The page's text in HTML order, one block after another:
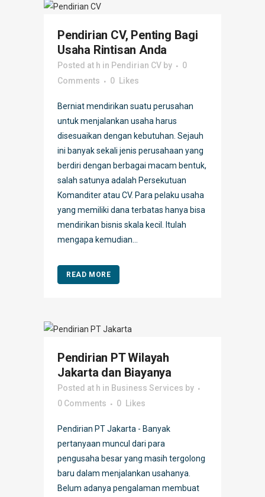
Pendirian CV, Penting Bagi
Usaha Rintisan Anda
Posted at h in Pendirian CV by
0
Comments
0 Likes
Berniat mendirikan suatu perusahan
untuk menjalankan usaha harus
disesuaikan dengan kebutuhan. Sejauh
ini banyak sekali jenis perusahaan yang
berdiri dengan berbagai macam bentuk,
salah satunya adalah Persekutuan
Komanditer atau CV. Para pelaku usaha
yang memiliki dana terbatas hanya bisa
mendirikan bisnis skala kecil. Itulah
mengapa kemudian...
READ MORE
Pendirian PT Wilayah
Jakarta dan Biayanya
Posted at h in Business Services by
0 Comments
0 Likes
Pendirian PT Jakarta - Banyak
pertanyaan muncul dari para
pengusaha besar yang masih tergolong
baru dalam menjalankan usahanya.
Belum adanya pengalaman membuat